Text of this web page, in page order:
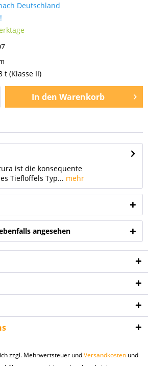
Deutschland
t (Klasse II)
In den Warenkorb
ist die konsequente
Tieflöffels Typ... mehr
angesehen
zzgl. Mehrwertsteuer undVersandkostenund